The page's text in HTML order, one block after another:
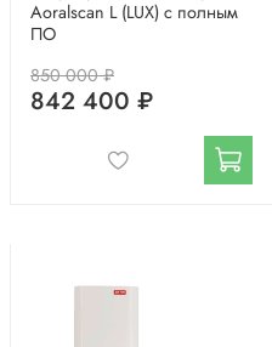
Aoralscan L (LUX) с полным
ПО
850 000 ₽
842 400 ₽